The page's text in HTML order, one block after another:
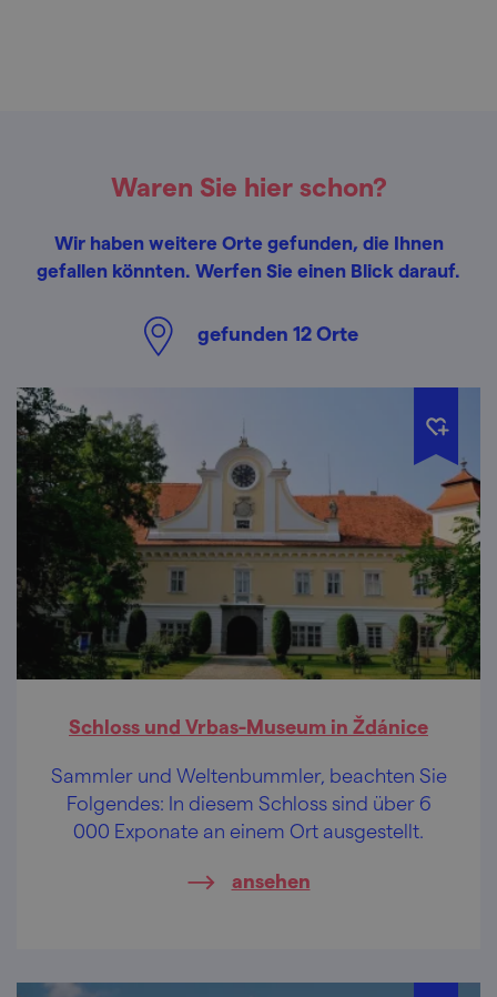
Waren Sie hier schon?
Wir haben weitere Orte gefunden, die Ihnen
gefallen könnten. Werfen Sie einen Blick darauf.
gefunden 12Orte
Schloss und Vrbas-Museum in Ždánice
Sammler und Weltenbummler, beachten Sie
Folgendes: In diesem Schloss sind über 6
000 Exponate an einem Ort ausgestellt.
ansehen